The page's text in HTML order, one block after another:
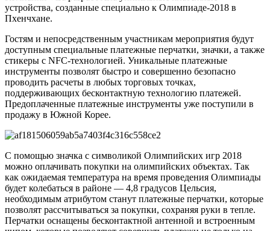
устройства, созданные специально к Олимпиаде-2018 в
Пхенчхане.
Гостям и непосредственным участникам мероприятия будут
доступным специальные платежные перчатки, значки, а также
стикеры с NFC-технологией. Уникальные платежные
инструменты позволят быстро и совершенно безопасно
проводить расчеты в любых торговых точках,
поддерживающих бесконтактную технологию платежей.
Предоплаченные платежные инструменты уже поступили в
продажу в Южной Корее.
С помощью значка с символикой Олимпийских игр 2018
можно оплачивать покупки на олимпийских объектах. Так
как ожидаемая температура на время проведения Олимпиады
будет колебаться в районе — 4,8 градусов Цельсия,
необходимым атрибутом станут платежные перчатки, которые
позволят рассчитываться за покупки, сохраняя руки в тепле.
Перчатки оснащены бесконтактной антенной и встроенным